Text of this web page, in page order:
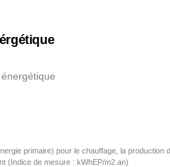
primaire) pour le chauffage, la production
(Indice de mesure : kWhEP/m2.an)